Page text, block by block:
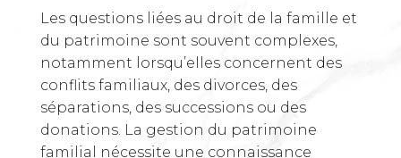
Les questions liées au droit de la famille et
du patrimoine sont souvent complexes,
notamment lorsqu’elles concernent des
conflits familiaux, des divorces, des
séparations, des successions ou des
donations. La gestion du patrimoine
familial nécessite une connaissance